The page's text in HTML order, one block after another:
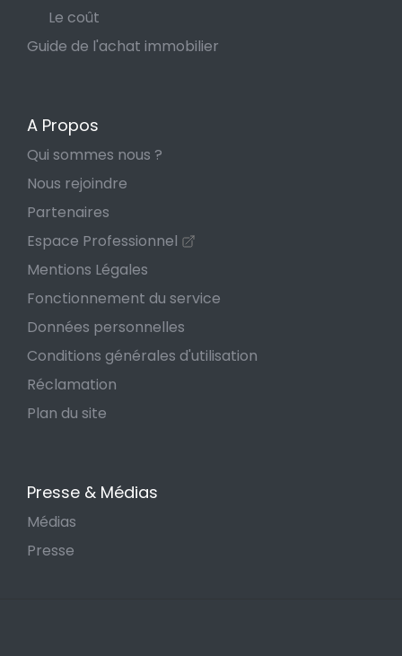
Le coût
Guide de l'achat immobilier
A Propos
Qui sommes nous ?
Nous rejoindre
Partenaires
Espace Professionnel
Mentions Légales
Fonctionnement du service
Données personnelles
Conditions générales d'utilisation
Réclamation
Plan du site
Presse & Médias
Médias
Presse